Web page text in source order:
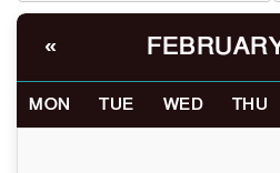
«
MON TUE WED THU